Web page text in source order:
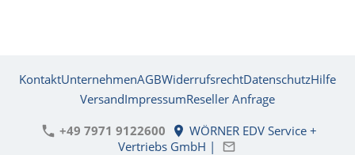
KontaktUnternehmenAGBWiderrufsrechtDatenschutzHilfe
VersandImpressumReseller Anfrage
+49 7971 9122600
WÖRNER EDV Service +
Vertriebs GmbH |